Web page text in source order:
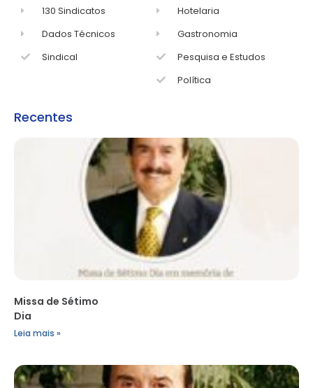
130 Sindicatos
Dados Técnicos
Sindical
Hotelaria
Gastronomia
Pesquisa e Estudos
Política
Recentes
Missa de Sétimo
Dia
Leia mais »